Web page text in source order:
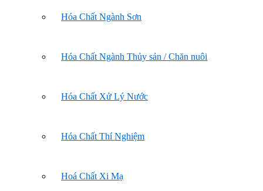
Hóa Chất Ngành Sơn
Hóa Chất Ngành Thủy sản / Chăn nuôi
Hóa Chất Xử Lý Nước
Hóa Chất Thí Nghiệm
Hoá Chất Xi Mạ